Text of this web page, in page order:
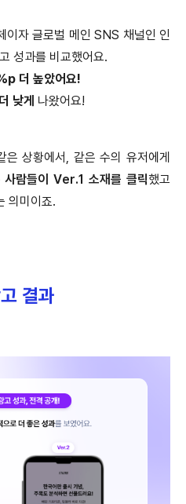
이자 글로벌 메인 SNS 채널인 인
성과를 비교했어요.
더 높았어요!
낮게 나왔어요!
상황에서, 같은 수의 유저에게
사람들이 Ver.1 소재를 클릭했고
의미이죠.
결과